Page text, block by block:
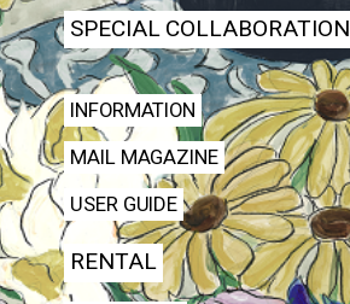
SPECIAL COLLABORATION
INFORMATION
MAIL MAGAZINE
USER GUIDE
RENTAL